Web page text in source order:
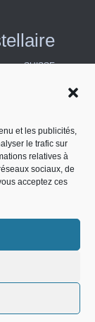
et les publicités,
le trafic sur
relatives à
sociaux, de
acceptez ces
SUISSE
contrats